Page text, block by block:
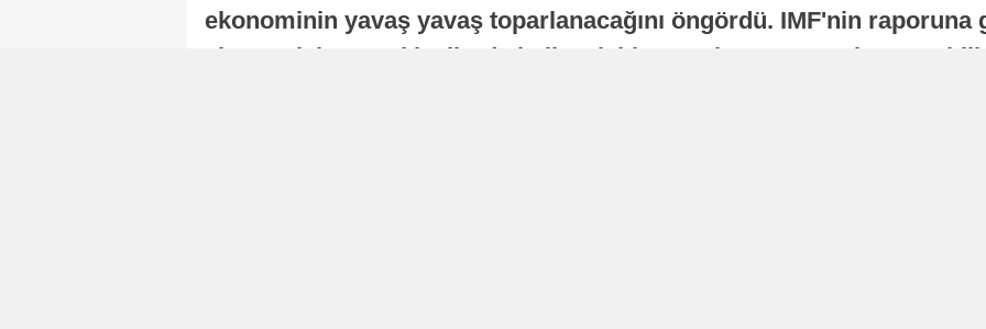
ekonominin yavaş yavaş toparlanacağını öngördü. IMF'nin raporuna
ekonomisi, sonraki yıllarda istikrarlı bir toparlanma süreci